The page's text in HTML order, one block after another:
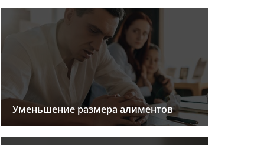
Уменьшение размера алиментов